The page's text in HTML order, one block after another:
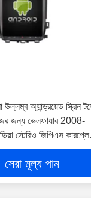
উল্লম্ব অ্যান্ড্রয়েড স্ক্রিন
জন্য ভেলফায়ার 2008-
স্টেরিও জিপিএস কারপ্লে
সেরা মূল্য পান